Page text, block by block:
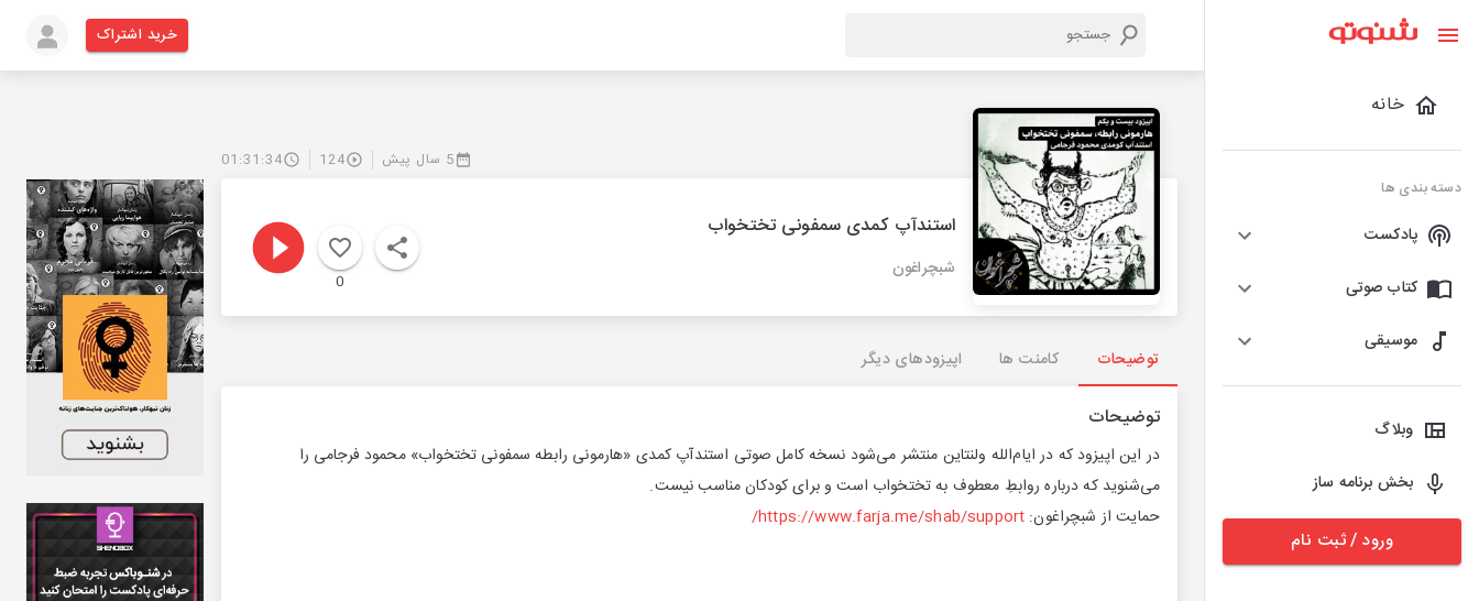
خانه
دسته بندی ها
پادکست
کتاب صوتی
موسیقی
وبلاگ
بخش برنامه ساز
ورود / ثبت نام
خرید اشتراک
5 سال پیش 124
01:31:34
استندآپ کمدی سمفونی تختخواب
شبچراغون
0
توضیحات کامنت ها اپیزودهای دیگر
توضیحات
در این اپیزود که در ایام‌الله ولنتاین منتشر می‌شود نسخه کامل صوتی استندآپ کمدی «هارمونی رابطه سمفونی تختخواب» محمود فرجامی را
می‌شنوید که درباره روابطِ معطوف به تختخواب است و برای کودکان مناسب نیست.
حمایت از شبچراغون: https://www.farja.me/shab/support/